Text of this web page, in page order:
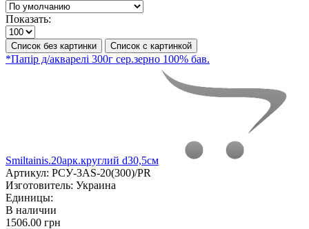
Показать:
Список без картинки Список с картинкой
*Папір д/акварелі 300г сер.зерно 100% бав.
Smiltainis.20арк.круглий d30,5см
Артикул: РСУ-3AS-20(300)/PR
Изготовитель: Украина
Единицы:
В наличии
1506.00 грн